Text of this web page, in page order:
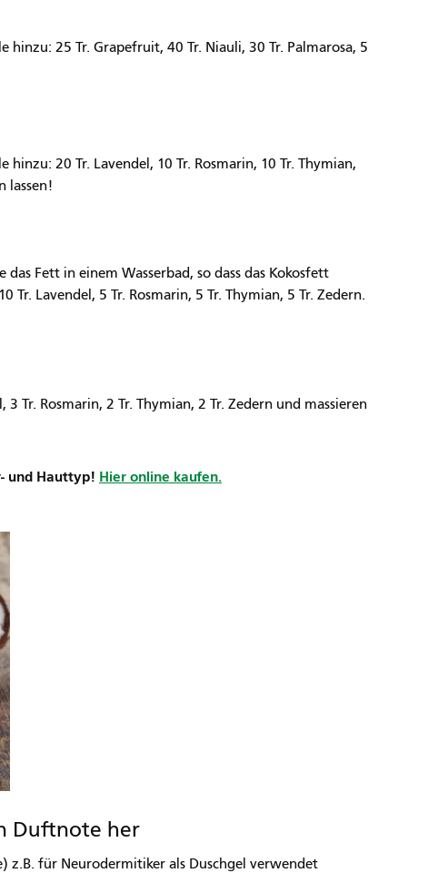
hinzu: 25 Tr. Grapefruit, 40 Tr. Niauli, 30 Tr. Palmarosa, 5
hinzu: 20 Tr. Lavendel, 10 Tr. Rosmarin, 10 Tr. Thymian,
lassen!
das Fett in einem Wasserbad, so dass das Kokosfett
Lavendel, 5 Tr. Rosmarin, 5 Tr. Thymian, 5 Tr. Zedern.
3 Tr. Rosmarin, 2 Tr. Thymian, 2 Tr. Zedern und massieren
und Hauttyp! Hier online kaufen.
Duftnote her
z.B. für Neurodermitiker als Duschgel verwendet